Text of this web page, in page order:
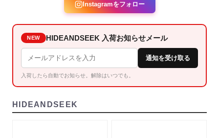
Instagramをフォロー
NEW HIDEANDSEEK 入荷お知らせメール
通知を受け取る
入荷したら自動でお知らせ。解除はいつでも。
HIDEANDSEEK